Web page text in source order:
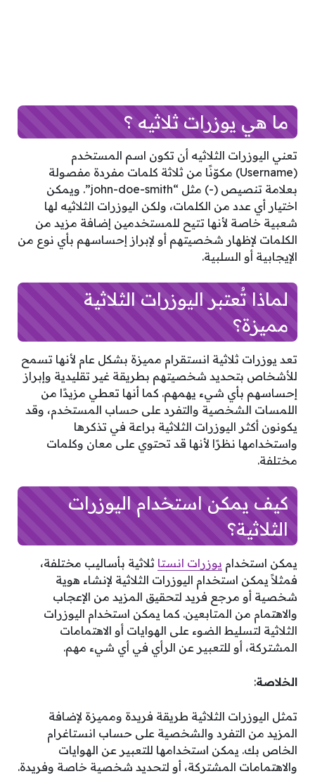
ما هي يوزرات ثلاثيه ؟
تعني اليوزرات الثلاثيه أن تكون اسم المستخدم
(Username) مكوّنًا من ثلاثة كلمات مفردة مفصولة
بعلامة تنصيص (-) مثل “john-doe-smith”. ويمكن
اختيار أي عدد من الكلمات، ولكن اليوزرات الثلاثيه لها
شعبية خاصة لأنها تتيح للمستخدمين إضافة مزيد من
الكلمات لإظهار شخصيتهم أو لإبراز إحساسهم بأي نوع من
الإيجابية أو السلبية.
لماذا تُعتبر اليوزرات الثلاثية
مميزة؟
تعد يوزرات ثلاثية انستقرام مميزة بشكل عام لأنها تسمح
للأشخاص بتحديد شخصيتهم بطريقة غير تقليدية وإبراز
إحساسهم بأي شيء يهمهم. كما أنها تعطي مزيدًا من
اللمسات الشخصية والتفرد على حساب المستخدم، وقد
يكونون أكثر اليوزرات الثلاثية براعة في تذكرها
واستخدامها نظرًا لأنها قد تحتوي على معان وكلمات
مختلفة.
كيف يمكن استخدام اليوزرات
الثلاثية؟
يمكن استخدام يوزرات انستا ثلاثية بأساليب مختلفة،
فمثلاً يمكن استخدام اليوزرات الثلاثية لإنشاء هوية
شخصية أو مرجع فريد لتحقيق المزيد من الإعجاب
والاهتمام من المتابعين. كما يمكن استخدام اليوزرات
الثلاثية لتسليط الضوء على الهوايات أو الاهتمامات
المشتركة، أو للتعبير عن الرأي في أي شيء مهم.
الخلاصة:
تمثل اليوزرات الثلاثية طريقة فريدة ومميزة لإضافة
المزيد من التفرد والشخصية على حساب انستاغرام
الخاص بك. يمكن استخدامها للتعبير عن الهوايات
والاهتمامات المشتركة، أو لتحديد شخصية خاصة وفريدة.